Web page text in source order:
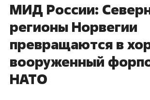
МИД России:
регионы Норвегии
превращаются в
вооруженный
НАТО